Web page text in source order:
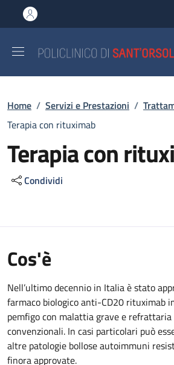
al contenuto principale
to footer content
Briciole di pane
Home / Servizi e Prestazioni /
Terapia con rituximab
Terapia con
Condividi
Cos'è
Nell’ultimo decennio in Italia è stato
farmaco biologico anti-CD20 rituximab
pemfigo con malattia grave e
convenzionali. In casi particolari può
altre patologie bollose autoimmuni
finora approvate.